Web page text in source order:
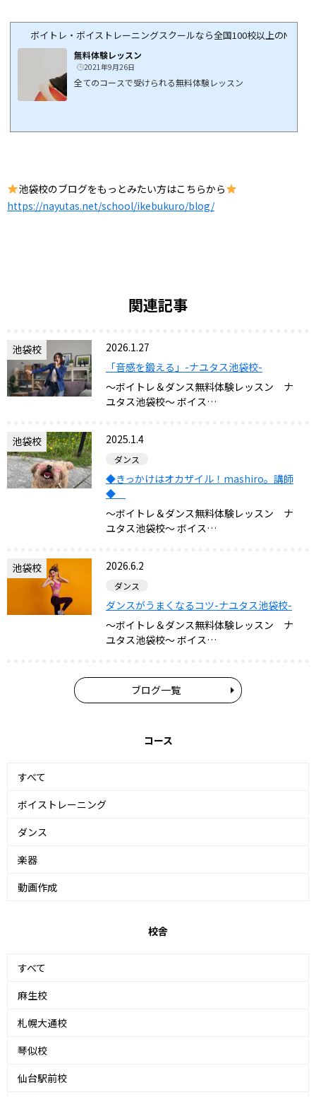
ボイトレ・ボイストレーニングスクールなら全国100校以上の
無料体験レッスン
2021年9月26日
全てのコースで受けられる無料体験レッスン
池袋校のブログをもっとみたい方はこちらから
https://nayutas.net/school/ikebukuro/blog/
関連記事
池袋校
2026.1.27
「音感を鍛える」-ナユタス池袋校-
～ボイトレ＆ダンス無料体験レッスン ナ
ユタス池袋校～ ボイス…
池袋校 2025.1.4
ダンス
◆きっかけはオカザイル！mashiro。講師
◆
～ボイトレ＆ダンス無料体験レッスン ナ
ユタス池袋校～ ボイス…
池袋校 2026.6.2
ダンス
ダンスがうまくなるコツ-ナユタス池袋校-
～ボイトレ＆ダンス無料体験レッスン ナ
ユタス池袋校～ ボイス…
ブログ一覧
コース
すべて
ボイストレーニング
ダンス
楽器
動画作成
校舎
すべて
麻生校
札幌大通校
琴似校
仙台駅前校